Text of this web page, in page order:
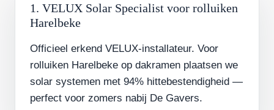
1. VELUX Solar Specialist voor rolluiken
Harelbeke
Officieel erkend VELUX-installateur. Voor
rolluiken Harelbeke op dakramen plaatsen we
solar systemen met 94% hittebestendigheid —
perfect voor zomers nabij De Gavers.